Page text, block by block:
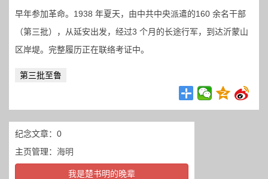
早年参加革命。1938 年夏天，由中共中央派遣的160 余名干部
（第三批），从延安出发，经过3 个月的长途行军，到达沂蒙山
区岸堤。完整履历正在联络考证中。
第三批至鲁
纪念文章：0
主页管理： 海明
我是楚书明的晚辈